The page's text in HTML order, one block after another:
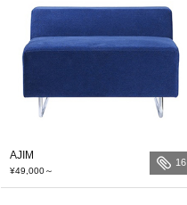
AJIM
¥49,000～
16